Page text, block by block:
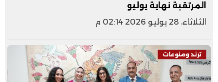
المرتقبة نهاية يوليو
الثلاثاء، 28 يوليو 2026 02:14 م
ترند ومنوعات